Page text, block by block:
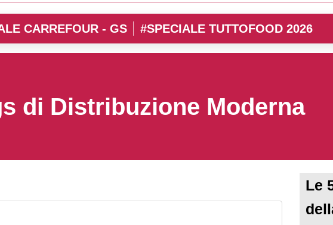
CARREFOUR - GS #SPECIALE TUTTOFOOD 2026
di Distribuzione Moderna
Le